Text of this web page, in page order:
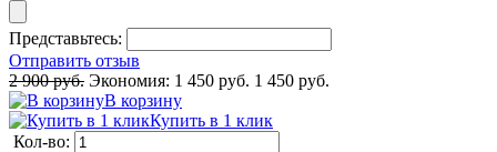
Представьтесь:
Отправить отзыв
2 900 руб. Экономия: 1 450 руб. 1 450 руб.
В корзину
Купить в 1 клик
Кол-во: